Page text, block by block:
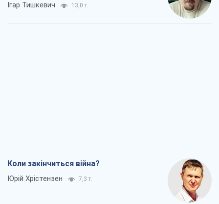
Ігар Тишкевич 13,0 т.
Коли закінчиться війна?
Юрій Хрістензен 7,3 т.